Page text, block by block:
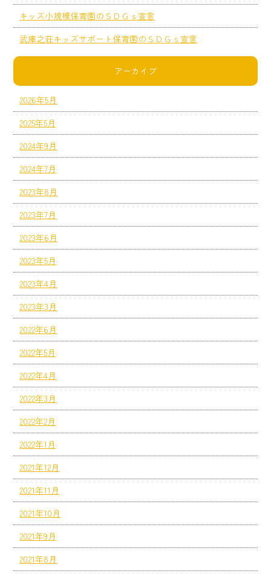
キッズ小規模保育園のＳＤＧｓ宣言
武庫之荘キッズサポート保育園のＳＤＧｓ宣言
アーカイブ
2026年5月
2025年5月
2024年9月
2024年7月
2023年8月
2023年7月
2023年6月
2023年5月
2023年4月
2023年3月
2022年6月
2022年5月
2022年4月
2022年3月
2022年2月
2022年1月
2021年12月
2021年11月
2021年10月
2021年9月
2021年8月